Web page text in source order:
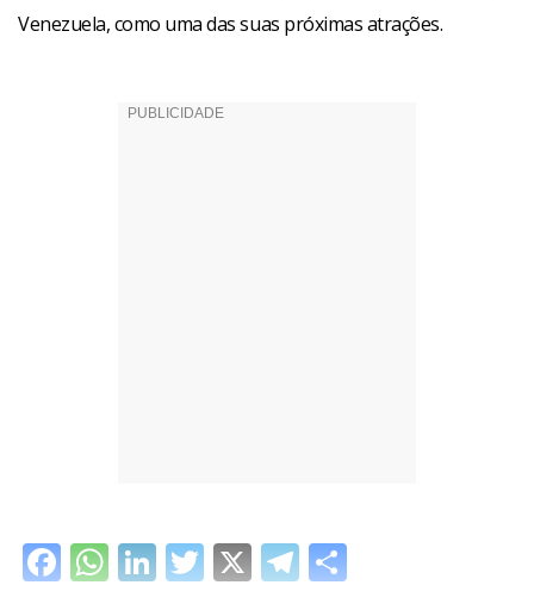
Venezuela, como uma das suas próximas atrações.
Facebook
WhatsApp
LinkedIn
Twitter
X Telegram